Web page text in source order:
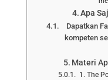
Apa
Dapatkan
kompeten
Materi
1. The